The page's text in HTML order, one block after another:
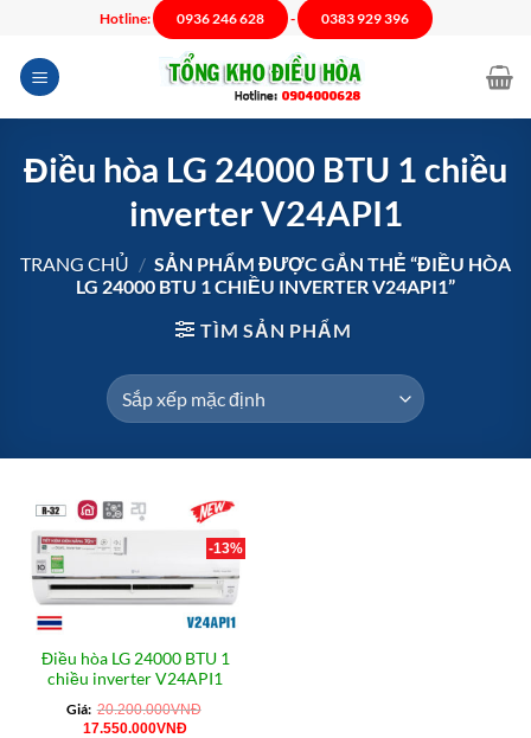
nội
dung
Hotline: 0936 246 628 - 0383 929 396
Điều hòa LG 24000 BTU 1 chiều
inverter V24API1
TRANG CHỦ / SẢN PHẨM ĐƯỢC GẮN THẺ “ĐIỀU HÒA
LG 24000 BTU 1 CHIỀU INVERTER V24API1”
TÌM SẢN PHẨM
-13%
Điều hòa LG 24000 BTU 1
chiều inverter V24API1
Giá: 20.200.000VNĐ
Giá
17.550.000VNĐGiá